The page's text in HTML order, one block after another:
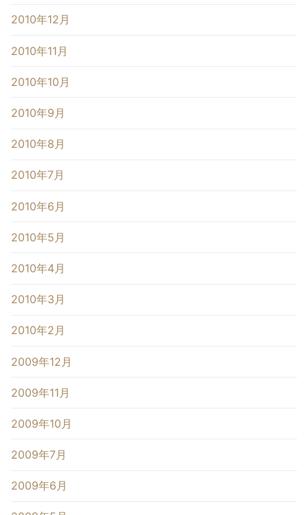
2010年12月
2010年11月
2010年10月
2010年9月
2010年8月
2010年7月
2010年6月
2010年5月
2010年4月
2010年3月
2010年2月
2009年12月
2009年11月
2009年10月
2009年7月
2009年6月